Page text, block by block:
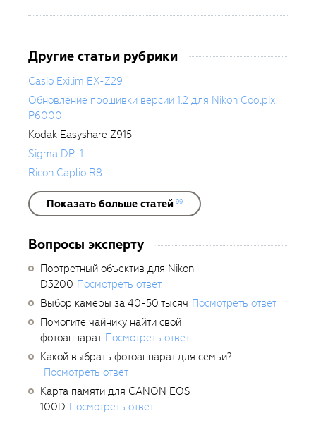
Другие статьи рубрики
Casio Exilim EX-Z29
Обновление прошивки версии 1.2 для Nikon Coolpix
P6000
Kodak Easyshare Z915
Sigma DP-1
Ricoh Caplio R8
Показать больше статей 99
Вопросы эксперту
Портретный объектив для Nikon
D3200 Посмотреть ответ
Выбор камеры за 40-50 тысяч Посмотреть ответ
Помогите чайнику найти свой
фотоаппарат Посмотреть ответ
Какой выбрать фотоаппарат для семьи?
Посмотреть ответ
Карта памяти для CANON EOS
100D Посмотреть ответ